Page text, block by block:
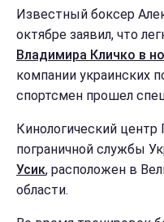
Известный боксер
октябре заявил, что
Владимира Кличко в
компании украинских
спортсмен прошел
Кинологический центр
пограничной службы
Усик, расположен в
области.